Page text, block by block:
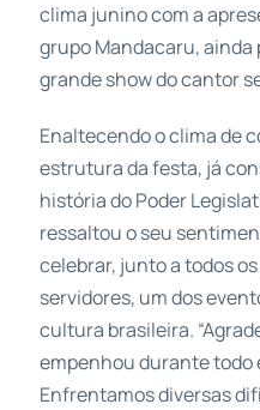
clima junino com a
grupo Mandacaru,
grande show do cantor
Enaltecendo o clima de
estrutura da festa, já
história do Poder
ressaltou o seu
celebrar, junto a todos
servidores, um dos
cultura brasileira.
empenhou durante todo
Enfrentamos diversas